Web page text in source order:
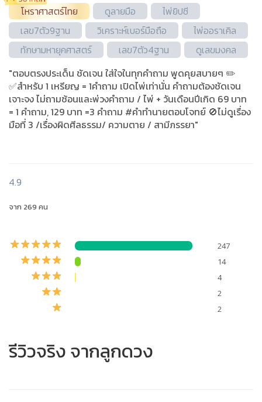
โหราศาสตร์ไทย ดูลายมือ
ไพ่ยิปซี
เลข7ตัว9ฐาน
วิเคราะห์เบอร์มือถือ
ไพ่ออราเคิล
ทักษามหายุคศาสตร์
เลข7ตัว4ฐาน
ดูเลขมงคล
"ตอบตรงประเด็น ชัดเจน ใส่ใจในทุกคำถาม พูดคุยสบายๆ ✏️
✅สำหรับ 1 เหรียญ = 1คำถาม เปิดไพ่เท่านั่น คำถามต้องชัดเจน
เจาะจง ไม่ถามซ้อนและพ่วงคำถาม / ไพ่ + วันเดือนปีเกิด 69 บาท
= 1 คำถาม, 129 บาท =3 คำถาม #คำทำนายตอบโจทย์ 🚫ไม่ดูเรื่อง
มือที่ 3 /เรื่องผิดศีลธรรม/ ความตาย / สามีภรรยา"
4.9
จาก 269 คน
247
14
4
2
2
รีวิวจริง จากลูกดวง